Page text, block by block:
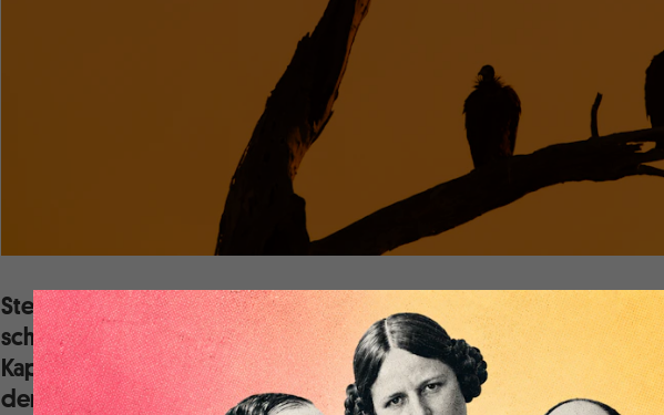
Steigende Masseneinkommen sind die Grundlage von Profit. Doch
schon Kalecki hat gesehen, dass Unternehmer diesen für den
Kapitalismus notwendigen Anstieg verhindern, sobald die Macht
der Arbeitnehmer schwindet.